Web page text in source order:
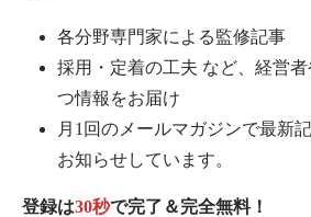
各分野専門家による監修記事
採用・定着の工夫 など、経営
つ情報をお届け
月1回のメールマガジンで最新
お知らせしています。
登録は30秒で完了＆完全無料！